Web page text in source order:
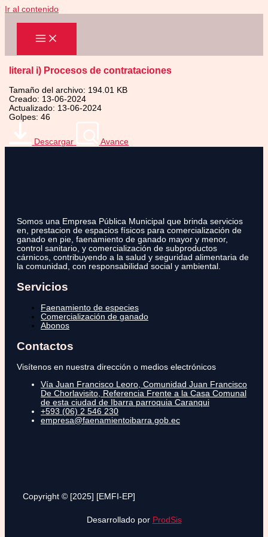
Ir al contenido
literal i) Procesos de contrataciones
Tamaño del archivo: 194.01 KB
Creado: 13-06-2024
Actualizado: 13-06-2024
Golpes: 46
Descargar Avance
Somos una Empresa Pública Municipal que brinda servicios
en, prestacion de espacios físicos para comercialización de
ganado en pie, faenamiento de ganado mayor y menor,
control sanitario, y comercialización de subproductos
cárnicos, contribuyendo a la salud y seguridad alimentaria de
la comunidad, con responsabilidad social y ambiental.
Servicios
Faenamiento de especies
Comercialización de ganado
Abonos
Contactos
Visítenos en nuestra dirección o medios electrónicos
Vía Juan Francisco Leoro, Comunidad Juan Francisco
De Chorlavisito, Referencia Frente a la Casa Comunal
de esta ciudad de Ibarra parroquia Caranqui
+593 (06) 2 546 230
empresa@faenamientoibarra.gob.ec
Copyright © [2025] [EMFI-EP]
Desarrollado por ProdSis